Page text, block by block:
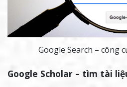
Google Search – công
Google Scholar – tìm tài